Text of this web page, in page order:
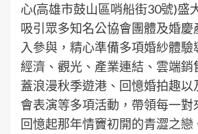
心(高雄市鼓山區哨船街30號)盛
吸引眾多知名公協會團體及婚慶
入參與，精心準備多項婚紗體驗
經濟、觀光、產業連結、雲端銷
蓋浪漫秋季遊港、回憶婚拍趣以
會表演等多項活動，帶領每一對
回憶起那年情竇初開的青澀之戀